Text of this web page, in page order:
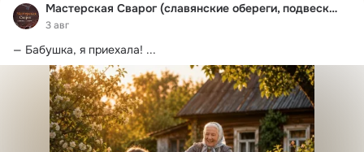
Мастерская Сварог (славянские обереги, подвески)
3 авг
— Бабушка, я приехала! ...